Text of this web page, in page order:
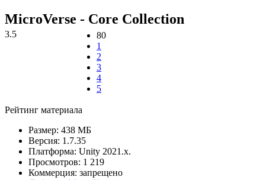
MicroVerse - Core Collection
3.5
80
1
2
3
4
5
Рейтинг материала
Размер: 438 МБ
Версия: 1.7.35
Платформа: Unity 2021.x.
Просмотров: 1 219
Коммерция: запрещено